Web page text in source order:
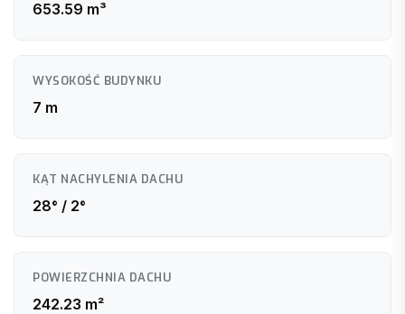
653.59 m³
WYSOKOŚĆ BUDYNKU
7 m
KĄT NACHYLENIA DACHU
28° / 2°
POWIERZCHNIA DACHU
242.23 m²